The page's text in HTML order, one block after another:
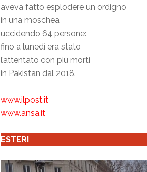
aveva fatto esplodere un ordigno
in una moschea
uccidendo 64 persone:
fino a lunedì era stato
l’attentato con più morti
in Pakistan dal 2018.
www.ilpost.it
www.ansa.it
ESTERI